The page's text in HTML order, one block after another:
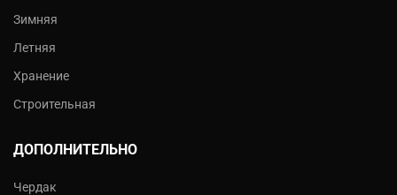
Зимняя
Летняя
Хранение
Строительная
ДОПОЛНИТЕЛЬНО
Чердак